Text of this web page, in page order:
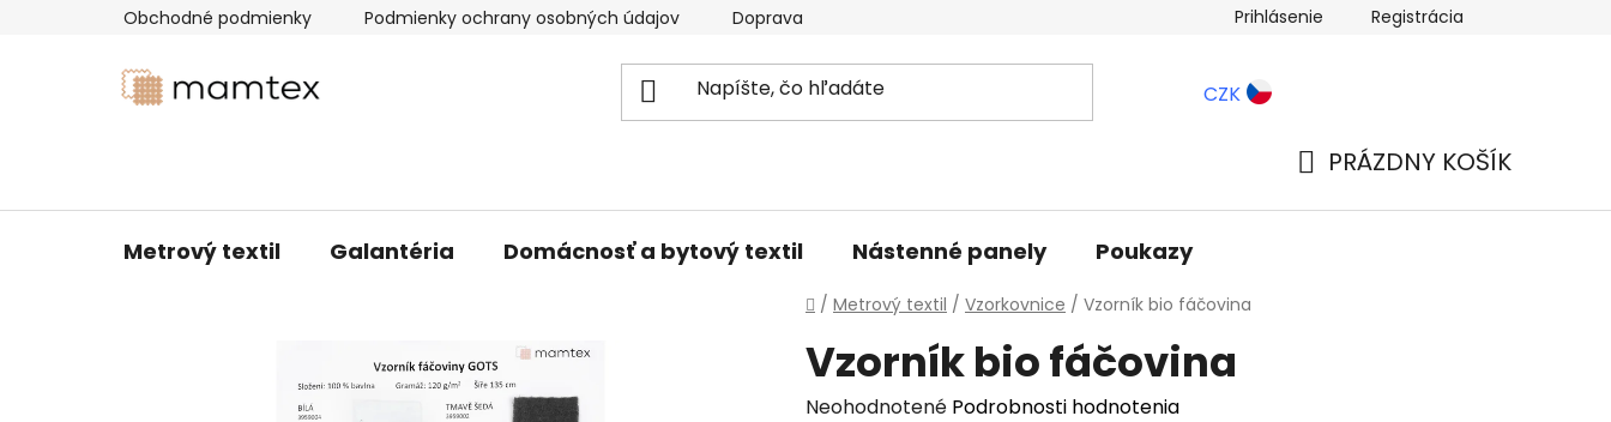
Obchodné podmienky Podmienky ochrany osobných údajov Doprava a platba Blog
Prihlásenie Registrácia
CZK
PRÁZDNY KOŠÍK
Metrový textil Galantéria Domácnosť a bytový textil Nástenné panely Poukazy
Domov
/ Metrový textil / Vzorkovnice / Vzorník bio fáčovina
Vzorník bio fáčovina
Priemerné
Neohodnotené Podrobnosti hodnotenia